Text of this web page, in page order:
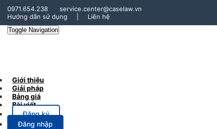
0971.654.238
service.center@caselaw.vn
Hướng dẫn sử dụng
Liên hệ
Toggle Navigation
Giới thiệu
Giải pháp
Bảng giá
Bài viết
Đăng ký
Đăng nhập